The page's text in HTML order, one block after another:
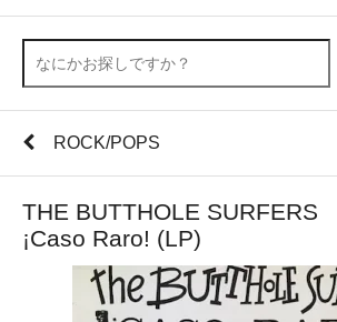
ROCK/POPS
THE BUTTHOLE SURFERS
¡Caso Raro! (LP)